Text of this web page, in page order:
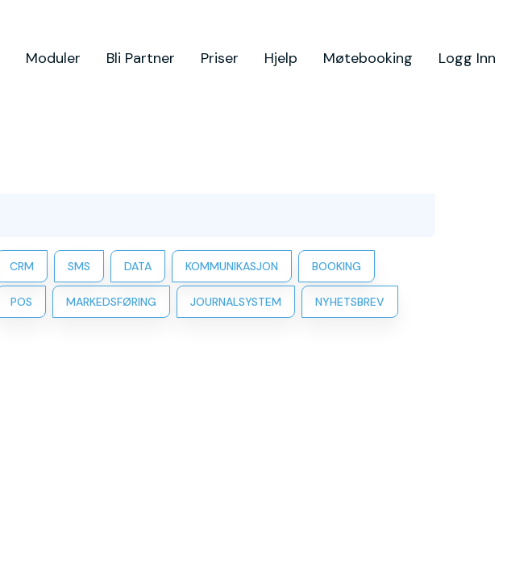
Moduler Bli Partner Priser Hjelp Møtebooking Logg Inn
CRM SMS DATA KOMMUNIKASJON BOOKING
POS MARKEDSFØRING JOURNALSYSTEM NYHETSBREV